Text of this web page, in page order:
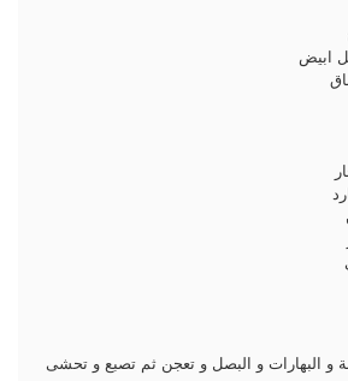
ابيض
و البهارات و البصل و تعجن ثم تصبع و تحشى